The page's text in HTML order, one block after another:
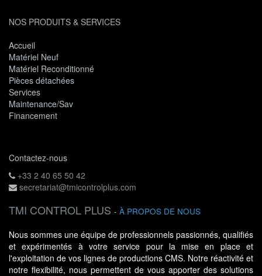
NOS PRODUITS & SERVICES
Accueil
Matériel Neuf
Matériel Reconditionné
Pièces détachées
Services
Maintenance/Sav
Financement
Contactez-nous
+33 2 40 65 50 42
secretariat@tmicontrolplus.com
TMI CONTROL PLUS - À PROPOS DE NOUS
Nous sommes une équipe de professionnels passionnés, qualifiés
et expérimentés à votre service pour la mise en place et
l'exploitation de vos lignes de productions CMS. Notre réactivité et
notre flexibilité, nous permettent de vous apporter des solutions